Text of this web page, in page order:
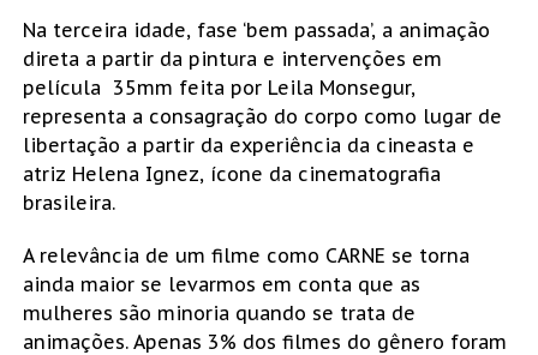
Na terceira idade, fase ‘bem passada’, a animação
direta a partir da pintura e intervenções em
película 35mm feita por Leila Monsegur,
representa a consagração do corpo como lugar de
libertação a partir da experiência da cineasta e
atriz Helena Ignez, ícone da cinematografia
brasileira.
A relevância de um filme como CARNE se torna
ainda maior se levarmos em conta que as
mulheres são minoria quando se trata de
animações. Apenas 3% dos filmes do gênero foram